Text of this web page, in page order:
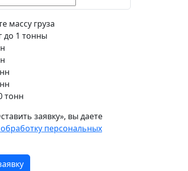
массу груза
до 1 тонны
тонн
заявку», вы даете
персональных